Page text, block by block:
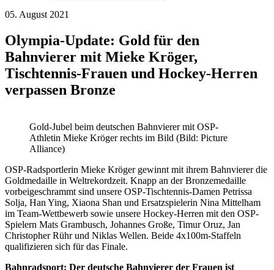
05. August 2021
Olympia-Update: Gold für den
Bahnvierer mit Mieke Kröger,
Tischtennis-Frauen und Hockey-Herren
verpassen Bronze
Gold-Jubel beim deutschen Bahnvierer mit OSP-
Athletin Mieke Kröger rechts im Bild (Bild: Picture
Alliance)
OSP-Radsportlerin Mieke Kröger gewinnt mit ihrem Bahnvierer die
Goldmedaille in Weltrekordzeit. Knapp an der Bronzemedaille
vorbeigeschrammt sind unsere OSP-Tischtennis-Damen Petrissa
Solja, Han Ying, Xiaona Shan und Ersatzspielerin Nina Mittelham
im Team-Wettbewerb sowie unsere Hockey-Herren mit den OSP-
Spielern Mats Grambusch, Johannes Große, Timur Oruz, Jan
Christopher Rühr und Niklas Wellen. Beide 4x100m-Staffeln
qualifizieren sich für das Finale.
Bahnradsport: Der deutsche Bahnvierer der Frauen ist